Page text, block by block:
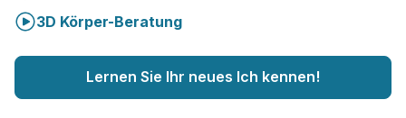
3D Körper-Beratung
Lernen Sie Ihr neues Ich kennen!